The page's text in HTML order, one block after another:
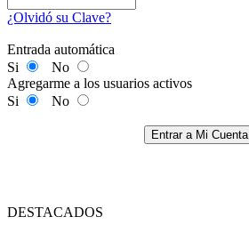
¿Olvidó su Clave?
Entrada automática
Si
No
Agregarme a los usuarios activos
Si
No
Entrar a Mi Cuenta
DESTACADOS